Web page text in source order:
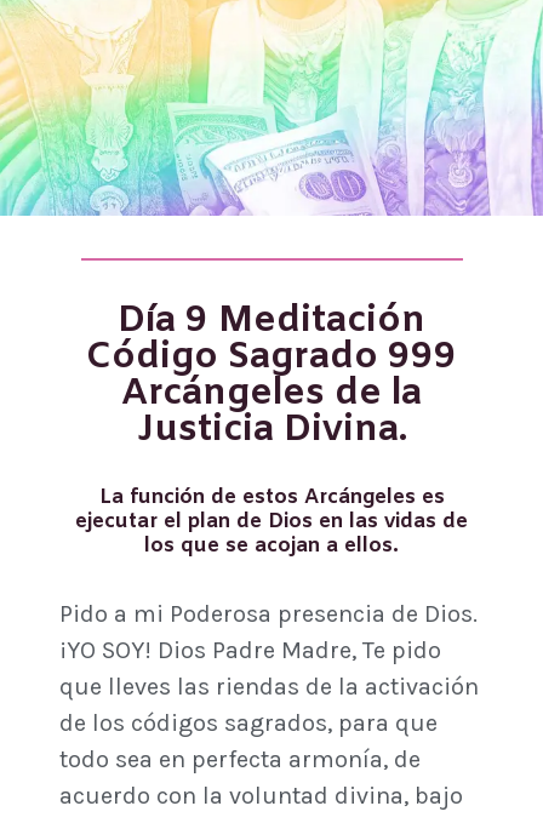
Día 9 Meditación
Código Sagrado 999
Arcángeles de la
Justicia Divina.
La función de estos Arcángeles es
ejecutar el plan de Dios en las vidas de
los que se acojan a ellos.
Pido a mi Poderosa presencia de Dios.
¡YO SOY! Dios Padre Madre, Te pido
que lleves las riendas de la activación
de los códigos sagrados, para que
todo sea en perfecta armonía, de
acuerdo con la voluntad divina, bajo